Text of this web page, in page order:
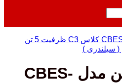
سیلندری )
لودسل بونگشین مدل CBES-